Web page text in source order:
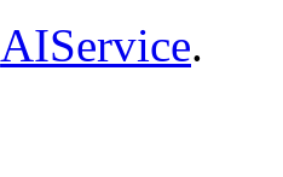
AIService.